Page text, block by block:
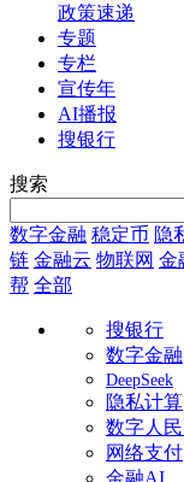
政策速递
专题
专栏
宣传年
AI播报
搜银行
搜索
数字金融 稳定币 隐
链 金融云 物联网 金
帮 全部
搜银行
数字金融
DeepSeek
隐私计算
数字人
网络支付
金融AI